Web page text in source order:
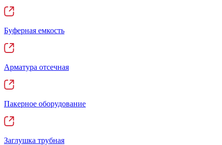
Буферная емкость
Арматура отсечная
Пакерное оборудование
Заглушка трубная